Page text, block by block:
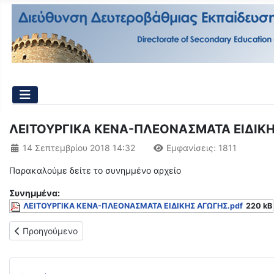
ΛΕΙΤΟΥΡΓΙΚΑ ΚΕΝΑ-ΠΛΕΟΝΑΣΜΑΤΑ
Λεπτομέρειες
14 Σεπτεμβρίου 2018 14:32 Εμφανίσεις: 1811
Παρακαλούμε δείτε το συνημμένο αρχείο
Συνημμένα:
ΛΕΙΤΟΥΡΓΙΚΑ ΚΕΝΑ-ΠΛΕΟΝΑΣΜΑΤΑ ΕΙΔΙΚΗΣ ΑΓΩΓΗΣ.pdf 220 kB
Προηγούμενο άρθρο: ΑΝΑΚΟΙΝΩΣΗ ΓΙΑ ΑΝΑΠΛΗΡΩΤΕΣ
Προηγούμενο